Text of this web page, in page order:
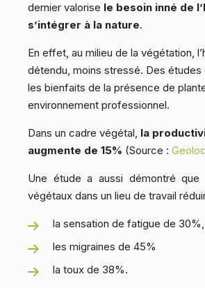
dernier valorise le besoin inné de
s’intégrer à la nature.
En effet, au milieu de la végétation,
détendu, moins stressé. Des études
les bienfaits de la présence de
environnement professionnel.
Dans un cadre végétal, la
augmente de 15% (Source :
Une étude a aussi démontré
végétaux dans un lieu de travail
la sensation de fatigue de 30%,
les migraines de 45%
la toux de 38%.